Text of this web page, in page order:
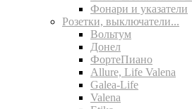
Фонари и указатели
Розетки, выключатели...
Вольтум
Донел
ФортеПиано
Allure, Life Valena
Galea-Life
Valena